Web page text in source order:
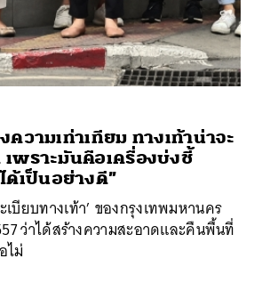
ความเท่าเทียม ทางเท้าน่าจะ
พราะมันคือเครื่องบ่งชี้
เป็นอย่างดี”
บียบทางเท้า’ ของกรุงเทพมหานคร
ว่าได้สร้างความสะอาดและคืนพื้นที่
ไม่